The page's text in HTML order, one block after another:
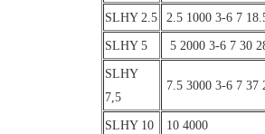
SLHY 2.5 2.5 1000 3-6 7
SLHY 5 5 2000 3-6 7 30
SLHY
7,5
7.5 3000 3-6 7 37
SLHY 10 10 40003-6